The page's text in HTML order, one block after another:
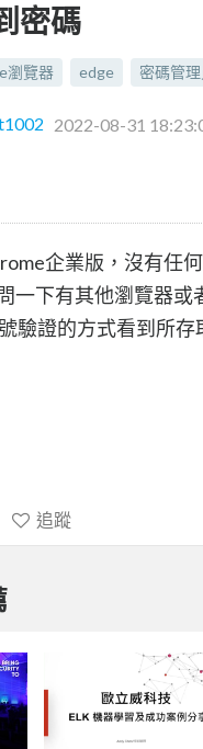
密碼
瀏覽器 edge 密碼管理
2022-08-31
企業版，沒有任
一下有其他瀏覽器
驗證的方式看到所
追蹤